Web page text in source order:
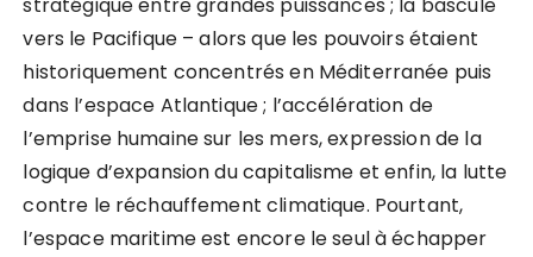
vers le Pacifique – alors que les pouvoirs étaient
historiquement concentrés en Méditerranée puis
dans l’espace Atlantique ; l’accélération de
l’emprise humaine sur les mers, expression de la
logique d’expansion du capitalisme et enfin, la lutte
contre le réchauffement climatique. Pourtant,
l’espace maritime est encore le seul à échapper